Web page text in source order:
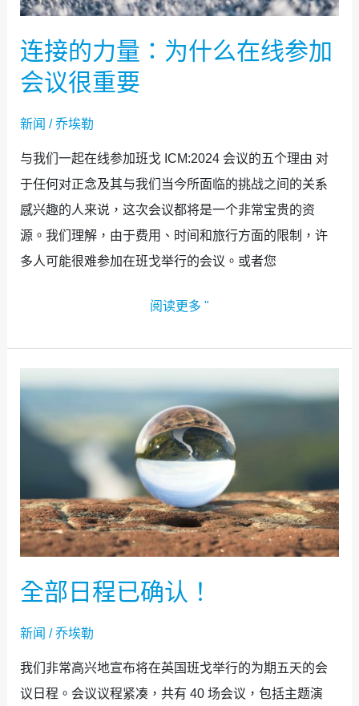
连接的力量：为什么在线参加
会议很重要
新闻 /乔埃勒
与我们一起在线参加班戈 ICM:2024 会议的五个理由 对
于任何对正念及其与我们当今所面临的挑战之间的关系
感兴趣的人来说，这次会议都将是一个非常宝贵的资
源。我们理解，由于费用、时间和旅行方面的限制，许
多人可能很难参加在班戈举行的会议。或者您
在
参
很
重
要
阅读更多 "
全部日程已确认！
新闻 /乔埃勒
我们非常高兴地宣布将在英国班戈举行的为期五天的会
议日程。会议议程紧凑，共有 40 场会议，包括主题演
全
日
程
已
确
认！